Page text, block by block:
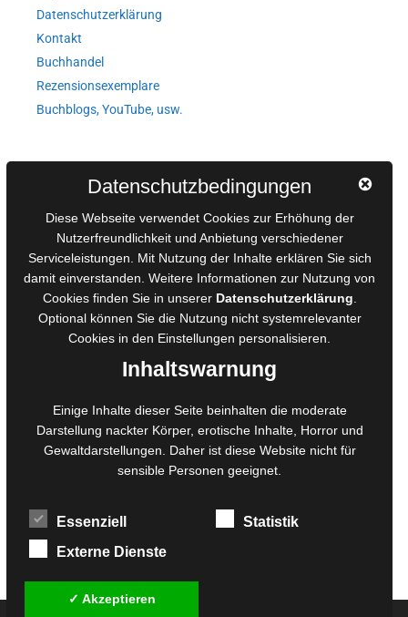
Datenschutzerklärung
Kontakt
Buchhandel
Rezensionsexemplare
Buchblogs, YouTube, usw.
AGB für Medienprojekte
Online-Artikel
Manuskripte einreichen
Ausschreibungen
Belegexemplare
Eigenbedarfsexemplare
Foto- und Bildbearbeitung
Fotorestauration
Creative Artwork
MPS Fotografie
WordPress Support
Datenschutzbedingungen
Diese Webseite verwendet Cookies zur Erhöhung der
Nutzerfreundlichkeit und Anbietung verschiedener
Serviceleistungen. Mit Nutzung der Inhalte erklären Sie sich
damit einverstanden. Weitere Informationen zur Nutzung von
Cookies finden Sie in unserer Datenschutzerklärung
Optional können Sie die Nutzung nicht systemrelevanter
Cookies in den Einstellungen personalisieren.
Inhaltswarnung
Einige Inhalte dieser Seite beinhalten die moderate
Darstellung nackter Körper, erotische Inhalte, Horror und
Gewaltdarstellungen. Daher ist diese Website nicht für
sensible Personen geeignet.
Essenziell
Statistik
Externe Dienste
✓ Akzeptieren